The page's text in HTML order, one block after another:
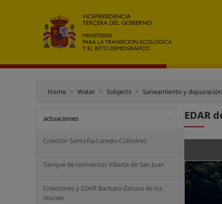
Home Water Subjects Saneamiento y depuración
actuaciones
Colector Santoña-Laredo-Colindres
Tanque de tormentas Villarta de San Juan
Colectores y EDAR Barbate-Zahara de los
Atunes
EDAR